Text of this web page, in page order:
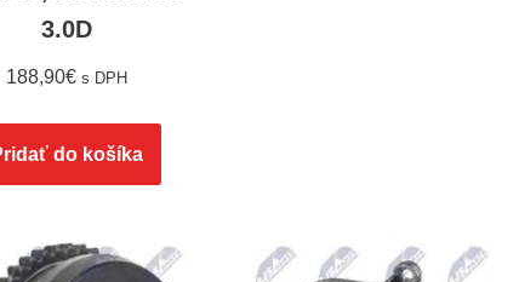
3.0D
188,90€ s DPH
do košíka